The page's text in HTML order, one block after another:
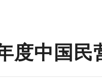
度中国民